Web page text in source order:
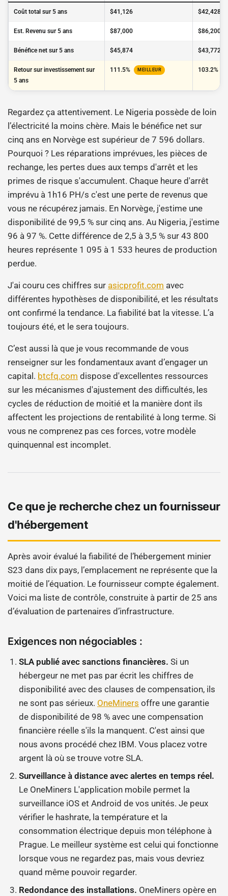
Coût total sur 5 ans $41,126 $42,428
Est. Revenu sur 5 ans $87,000 $86,200
Bénéfice net sur 5 ans $45,874 $43,772
Retour sur investissement sur
5 ans
111.5% MEILLEUR 103.2%
Regardez ça attentivement. Le Nigeria possède de loin
l’électricité la moins chère. Mais le bénéfice net sur
cinq ans en Norvège est supérieur de 7 596 dollars.
Pourquoi ? Les réparations imprévues, les pièces de
rechange, les pertes dues aux temps d'arrêt et les
primes de risque s'accumulent. Chaque heure d'arrêt
imprévu à 1h16 PH/s c'est une perte de revenus que
vous ne récupérez jamais. En Norvège, j'estime une
disponibilité de 99,5 % sur cinq ans. Au Nigeria, j'estime
96 à 97 %. Cette différence de 2,5 à 3,5 % sur 43 800
heures représente 1 095 à 1 533 heures de production
perdue.
J'ai couru ces chiffres sur asicprofit.com avec
différentes hypothèses de disponibilité, et les résultats
ont confirmé la tendance. La fiabilité bat la vitesse. L’a
toujours été, et le sera toujours.
C’est aussi là que je vous recommande de vous
renseigner sur les fondamentaux avant d’engager un
capital. btcfq.com dispose d'excellentes ressources
sur les mécanismes d'ajustement des difficultés, les
cycles de réduction de moitié et la manière dont ils
affectent les projections de rentabilité à long terme. Si
vous ne comprenez pas ces forces, votre modèle
quinquennal est incomplet.
Ce que je recherche chez un fournisseur
d'hébergement
Après avoir évalué la fiabilité de l’hébergement minier
S23 dans dix pays, l’emplacement ne représente que la
moitié de l’équation. Le fournisseur compte également.
Voici ma liste de contrôle, construite à partir de 25 ans
d’évaluation de partenaires d’infrastructure.
Exigences non négociables :
SLA publié avec sanctions financières. Si un
hébergeur ne met pas par écrit les chiffres de
disponibilité avec des clauses de compensation, ils
ne sont pas sérieux. OneMiners offre une garantie
de disponibilité de 98 % avec une compensation
financière réelle s'ils la manquent. C'est ainsi que
nous avons procédé chez IBM. Vous placez votre
argent là où se trouve votre SLA.
Surveillance à distance avec alertes en temps réel.
Le OneMiners L'application mobile permet la
surveillance iOS et Android de vos unités. Je peux
vérifier le hashrate, la température et la
consommation électrique depuis mon téléphone à
Prague. Le meilleur système est celui qui fonctionne
lorsque vous ne regardez pas, mais vous devriez
quand même pouvoir regarder.
Redondance des installations. OneMiners opère en